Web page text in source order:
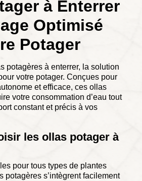
à Enterrer
Optimisé
Potager
potagères à enterrer, la solution
votre potager. Conçues pour
et efficace, ces ollas
votre consommation d’eau tout
constant et précis à vos
les ollas potager à
pour tous types de plantes
potagères s’intègrent facilement